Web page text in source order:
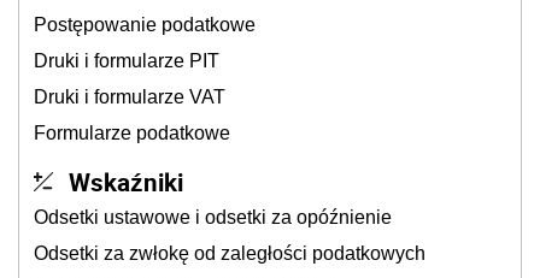
Postępowanie podatkowe
Druki i formularze PIT
Druki i formularze VAT
Formularze podatkowe
Wskaźniki
Odsetki ustawowe i odsetki za opóźnienie
Odsetki za zwłokę od zaległości podatkowych